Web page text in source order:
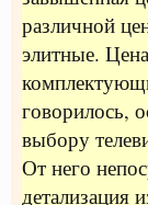
различной
элитные.
говорилось,
выбору
От него
детализация